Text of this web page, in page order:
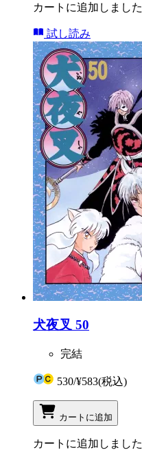
カートに追加しました
試し読み
犬夜叉 50
完結
530/¥583(税込)
カートに追加
カートに追加しました